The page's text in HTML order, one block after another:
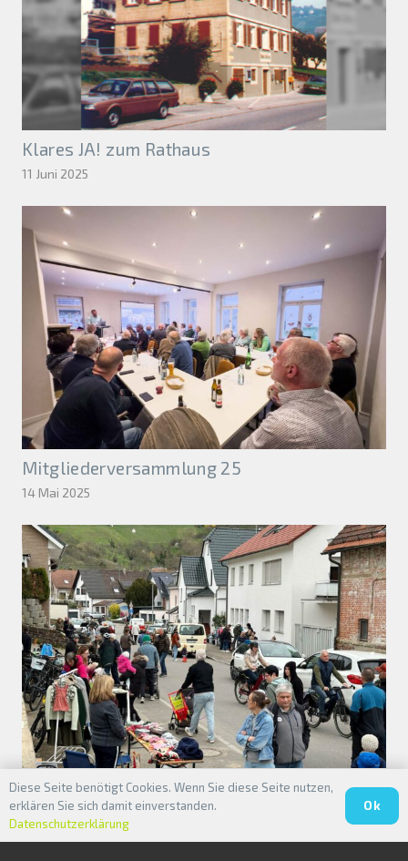
Klares JA! zum Rathaus
11 Juni 2025
Mitgliederversammlung 25
14 Mai 2025
Baach wird zum Flohmarkt!
31 März 2025
Diese Seite benötigt Cookies. Wenn Sie diese Seite nutzen,
erklären Sie sich damit einverstanden.
Datenschutzerklärung
Ok